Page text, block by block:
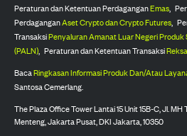
Peraturan dan Ketentuan PerdaganganEmas,
PerdaganganAset Crypto dan Crypto Futures,
TransaksiPenyaluran Amanat Luar Negeri Produk
(PALN), Peraturan dan Ketentuan Transaksi
BacaRingkasan Informasi Produk Dan/Atau
Santosa Cemerlang.
The Plaza Office Tower Lantai 15 Unit 15B-C, Jl.
Menteng, Jakarta Pusat, DKI Jakarta, 10350